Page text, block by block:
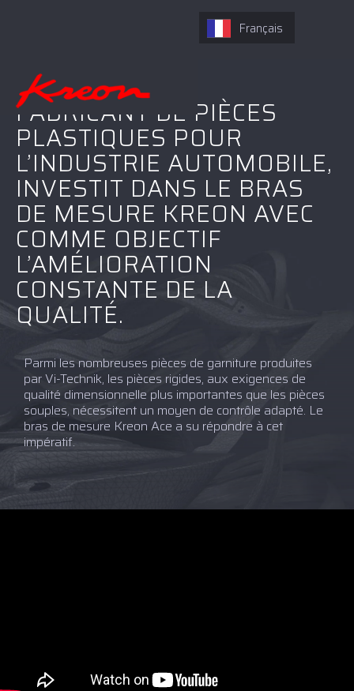
VI-TECHNIK, UN
FABRICANT DE PIÈCES
PLASTIQUES POUR
L’INDUSTRIE AUTOMOBILE,
INVESTIT DANS LE BRAS
DE MESURE KREON AVEC
COMME OBJECTIF
L’AMÉLIORATION
CONSTANTE DE LA
QUALITÉ.
Parmi les nombreuses pièces de garniture produites
par Vi-Technik, les pièces rigides, aux exigences de
qualité dimensionnelle plus importantes que les pièces
souples, nécessitent un moyen de contrôle adapté. Le
bras de mesure Kreon Ace a su répondre à cet
impératif.
Français